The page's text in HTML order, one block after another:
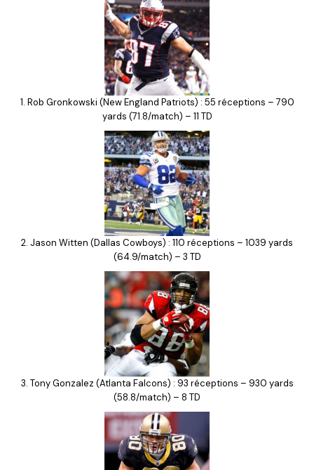
1. Rob Gronkowski (New England Patriots) : 55 réceptions – 790
yards (71.8/match) – 11 TD
2. Jason Witten (Dallas Cowboys) : 110 réceptions – 1039 yards
(64.9/match) – 3 TD
3. Tony Gonzalez (Atlanta Falcons) : 93 réceptions – 930 yards
(58.8/match) – 8 TD